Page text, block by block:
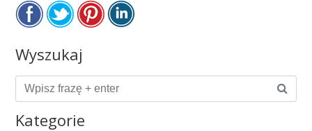
Wyszukaj
Kategorie